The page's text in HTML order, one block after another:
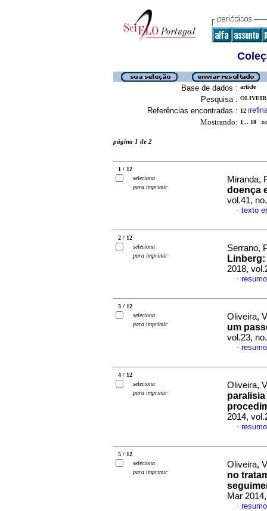
Base de dados : article
Pesquisa :
Referências encontradas : 12 [
Mostrando: 1 .. 10
página 1 de 2
1 / 12
seleciona
para imprimir
Miranda,
doença
vol.41,
· texto
2 / 12
seleciona
para imprimir
Serrano,
Linberg:
2018,
·
3 / 12
seleciona
para imprimir
Oliveira,
um
vol.23,
·
4 / 12
seleciona
para imprimir
Oliveira,
2014,
·
5 / 12
seleciona
para imprimir
Oliveira,
no
Mar
·